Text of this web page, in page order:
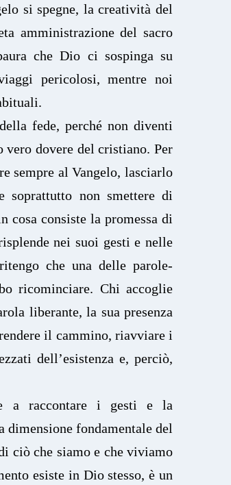
si spegne, la creatività del
amministrazione del sacro
che Dio ci sospinga su
pericolosi, mentre noi
fede, perché non diventi
dovere del cristiano. Per
sempre al Vangelo, lasciarlo
soprattutto non smettere di
cosa consiste la promessa di
nei suoi gesti e nelle
che una delle parole-
ricominciare. Chi accoglie
liberante, la sua presenza
il cammino, riavviare i
dell’esistenza e, perciò,
a raccontare i gesti e la
dimensione fondamentale del
ciò che siamo e che viviamo
esiste in Dio stesso, è un